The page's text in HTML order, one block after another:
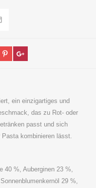
ein einzigartiges und
das zu Rot- oder
passt und sich
kombinieren lässt.
40 %, Auberginen 23 %,
29 %,